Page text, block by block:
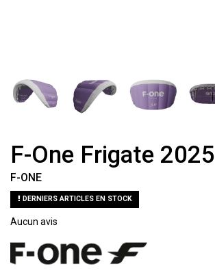
F-One Frigate 2025
F-ONE
DERNIERS ARTICLES EN STOCK
Aucun avis